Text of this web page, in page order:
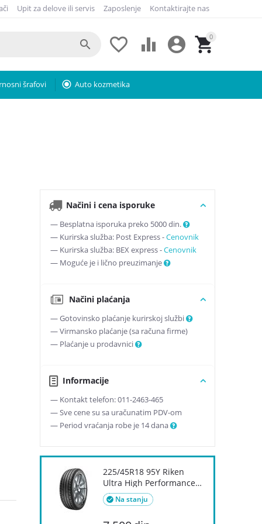
Upit za delove ili servis Zaposlenje Kontaktirajte nas
0


 

šrafovi radio_button_checked Auto kozmetika
Načini i cena isporuke
— Besplatna isporuka preko 5000 din.
— Kurirska služba: Post Express -Cenovnik
— Kurirska služba: BEX express -Cenovnik
— Moguće je i lično preuzimanje
Načini plaćanja
— Gotovinsko plaćanje kurirskoj službi
— Virmansko plaćanje (sa računa firme)
— Plaćanje u prodavnici
Informacije
— Kontakt telefon: 011-2463-465
— Sve cene su sa uračunatim PDV-om
— Period vraćanja robe je 14 dana
225/45R18 95Y Riken
Ultra High Performance
letnji...Na stanju
